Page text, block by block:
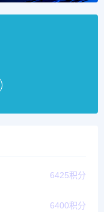
6425积分
6400积分